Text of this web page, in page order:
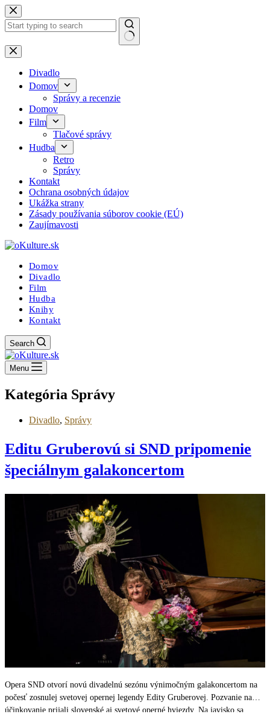
Skip
to
content
No
results
Divadlo
Domov
Správy a recenzie
Domov
Film
Tlačové správy
Hudba
Retro
Správy
Kontakt
Ochrana osobných údajov
Ukážka strany
Zásady používania súborov cookie (EÚ)
Zaujímavosti
Domov
Divadlo
Film
Hudba
Knihy
Kontakt
Search
Menu
Kategória Správy
Divadlo, Správy
Editu Gruberovú si SND pripomenie
špeciálnym galakoncertom
Opera SND otvorí novú divadelnú sezónu výnimočným galakoncertom na
počesť zosnulej svetovej opernej legendy Edity Gruberovej. Pozvanie na
účinkovanie prijali slovenské aj svetové operné hviezdy. Na javisko sa